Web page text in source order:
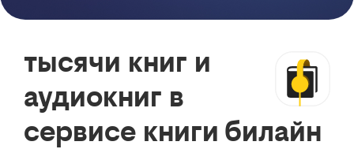
тысячи книг и
аудиокниг в
сервисе книги билайн